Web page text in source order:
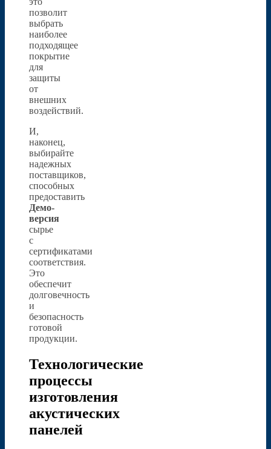
позволит
выбрать
наиболее
подходящее
покрытие
для
защиты
от
внешних
воздействий.
И,
наконец,
выбирайте
надежных
поставщиков,
способных
предоставить
Демо-
версия
сырье
с
сертификатами
соответствия.
Это
обеспечит
долговечность
и
безопасность
готовой
продукции.
Технологические
процессы
изготовления
акустических
панелей